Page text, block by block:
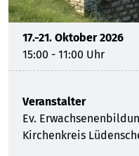
17.-21. Oktober 2026
15:00 - 11:00 Uhr
Veranstalter
Ev.
Kirchenkreis